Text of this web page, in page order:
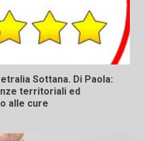
Sottana. Di Paola:
territoriali ed
alle cure